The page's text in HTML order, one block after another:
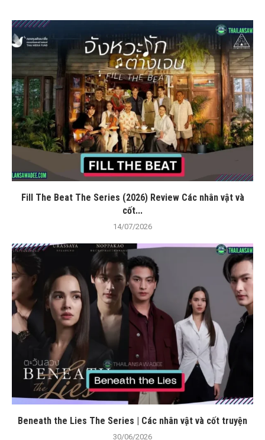
Fill The Beat The Series (2026) Review Các nhân vật và
cốt...
14/07/2026
Beneath the Lies The Series | Các nhân vật và cốt truyện
30/06/2026